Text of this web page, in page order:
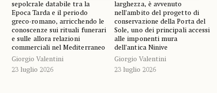
sepolcrale databile tra la
Epoca Tarda e il periodo
greco-romano, arricchendo le
conoscenze sui rituali funerari
e sulle allora relazioni
commerciali nel Mediterraneo
Giorgio Valentini
23 luglio 2026
larghezza, è avvenuto
nell’ambito del progetto di
conservazione della Porta del
Sole, uno dei principali accessi
alle imponenti mura
dell’antica Ninive
Giorgio Valentini
23 luglio 2026